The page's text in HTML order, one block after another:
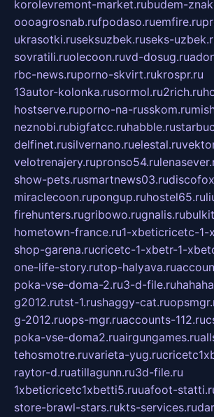
korolevremont-market.rubudem-
oooagrosnab.rufpodaso.ruemfire.ru
ukrasotki.ruseksuzbek.ruseks-
sovratili.ruolecoon.ruvd-dosug.ru
rbc-news.ruporno-skvirt.rukrospr.ru
13autor-kolonka.rusormol.ru2rich.ru
hostserve.ruporno-na-russkom.ru
neznobi.rubigfatcc.ruhabble.ru
delfinet.rusilvernano.ruelestal.ru
velotrenajery.rupronso54.ru
show-pets.rusmartnews03.ru
miraclecoon.rupongup.ruhostel65.ru
firehunters.rugribowo.rugnalis.ru
hometown-france.ru1-xbeticricetc-1-
shop-garena.rucricetc-1-xbetr-1-
one-life-story.rutop-halyava.ru
poka-vse-doma-2.ru3-d-file.ru
g2012.rutst-1.rushaggy-cat.ru
g-2012.ruops-mgr.ruaccounts-112.ru
poka-vse-doma2.ruairgungames.ru
tehosmotre.ruvarieta-yug.ru
raytor-d.ruatillagunn.ru3d-file.ru
1xbeticricetc1xbetti5.ruuafoot-
store-brawl-stars.rukts-services.ru